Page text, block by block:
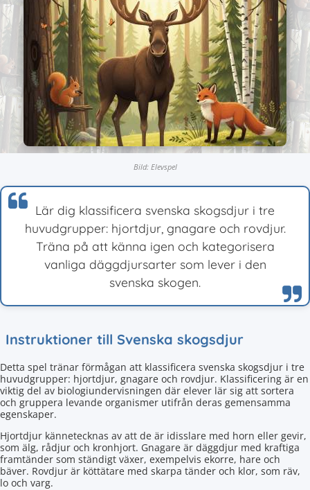
Bild: Elevspel
Lär dig klassificera svenska skogsdjur i tre
huvudgrupper: hjortdjur, gnagare och rovdjur.
Träna på att känna igen och kategorisera
vanliga däggdjursarter som lever i den
svenska skogen.
Instruktioner till Svenska skogsdjur
Detta spel tränar förmågan att klassificera svenska skogsdjur i tre
huvudgrupper: hjortdjur, gnagare och rovdjur. Klassificering är en
viktig del av biologiundervisningen där elever lär sig att sortera
och gruppera levande organismer utifrån deras gemensamma
egenskaper.
Hjortdjur kännetecknas av att de är idisslare med horn eller gevir,
som älg, rådjur och kronhjort. Gnagare är däggdjur med kraftiga
framtänder som ständigt växer, exempelvis ekorre, hare och
bäver. Rovdjur är köttätare med skarpa tänder och klor, som räv,
lo och varg.